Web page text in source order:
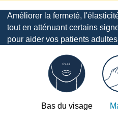
Améliorer la fermeté,
tout en atténuant certains
pour aider vos patients
Bas du visage